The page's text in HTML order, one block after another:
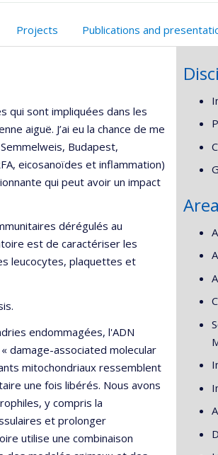
Projects Publications and
qui sont impliquées dans les
aiguë. J’ai eu la chance de me
Budapest,
eicosanoïdes et inflammation)
qui peut avoir un impact
dérégulés au
est de caractériser les
leucocytes, plaquettes et
endommagées, l'ADN
damage-associated molecular
mitochondriaux ressemblent
une fois libérés. Nous avons
y compris la
et prolonger
utilise une combinaison